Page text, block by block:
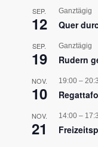
SEP.
12
Ganztägig
Quer
SEP.
19
Ganztägig
Rudern
NOV.
10
19:00–
NOV.
21
14:00–